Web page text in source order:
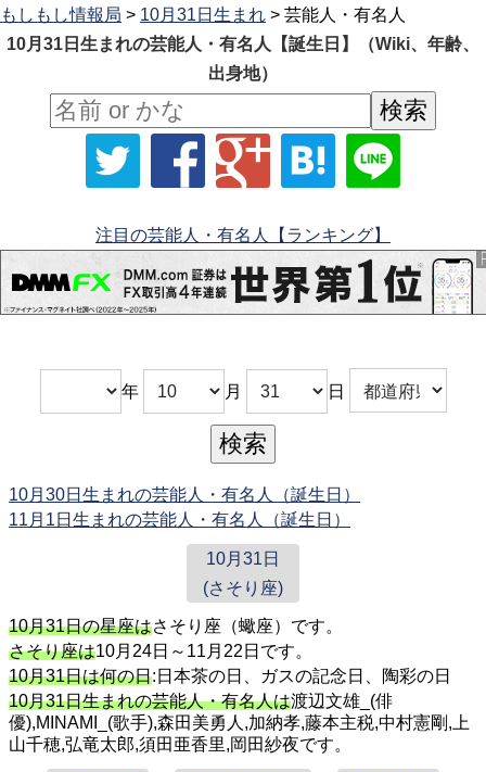
もしもし情報局 > 10月31日生まれ > 芸能人・有名人
10月31日生まれの芸能人・有名人【誕生日】（Wiki、年齢、
出身地）
注目の芸能人・有名人【ランキング】
年 月 日
10月30日生まれの芸能人・有名人（誕生日）
11月1日生まれの芸能人・有名人（誕生日）
10月31日
(さそり座)
10月31日の星座はさそり座（蠍座）です。
さそり座は10月24日～11月22日です。
10月31日は何の日:日本茶の日、ガスの記念日、陶彩の日
10月31日生まれの芸能人・有名人は渡辺文雄_(俳
優),MINAMI_(歌手),森田美勇人,加納孝,藤本主税,中村憲剛,上
山千穂,弘竜太郎,須田亜香里,岡田紗夜です。